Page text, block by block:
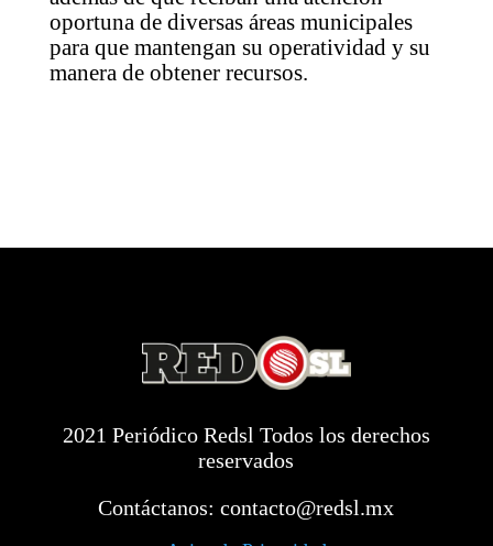
oportuna de diversas áreas municipales
para que mantengan su operatividad y su
manera de obtener recursos.
2021 Periódico Redsl Todos los derechos
reservados
Contáctanos:contacto@redsl.mx